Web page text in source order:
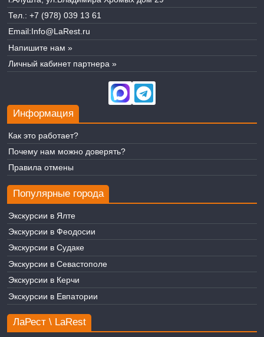
Тел.: +7 (978) 039 13 61
Email:Info@LaRest.ru
Напишите нам »
Личный кабинет партнера »
Информация
Как это работает?
Почему нам можно доверять?
Правила отмены
Популярные города
Экскурсии в Ялте
Экскурсии в Феодосии
Экскурсии в Судаке
Экскурсии в Севастополе
Экскурсии в Керчи
Экскурсии в Евпатории
ЛаРест \ LaRest